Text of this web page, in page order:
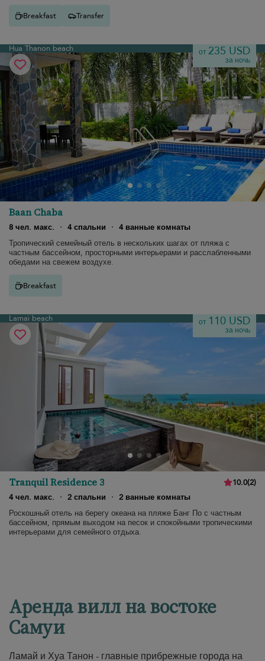
Breakfast Transfer
Hua Thanon beach от 235 USD
за ночь
Baan Chaba
8 чел. макс. · 4 спальни · 4 ванные комнаты
Тропический семейный отель в нескольких шагах от пляжа с
частным бассейном, просторными интерьерами и расслабленными
обедами на свежем воздухе.
Breakfast
Lamai beach от 110 USD
за ночь
Tranquil Residence 3 10.0(2)
4 чел. макс.
· 2 спальни · 2 ванные комнаты
Роскошный отель на берегу океана на пляже Банг По с частным
бассейном, прямым выходом на песок и спокойными тропическими
интерьерами для семейного отдыха.
Аренда вилл на востоке
Самуи
Ламай и Хуа Танон - главные прибрежные города на